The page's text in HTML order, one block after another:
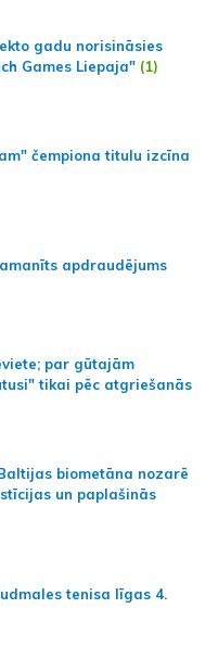
gadu norisināsies
Games Liepaja" (1)
čempiona titulu izcīna
apdraudējums
par gūtajām
tikai pēc atgriešanās
biometāna nozarē
un paplašinās
tenisa līgas 4.